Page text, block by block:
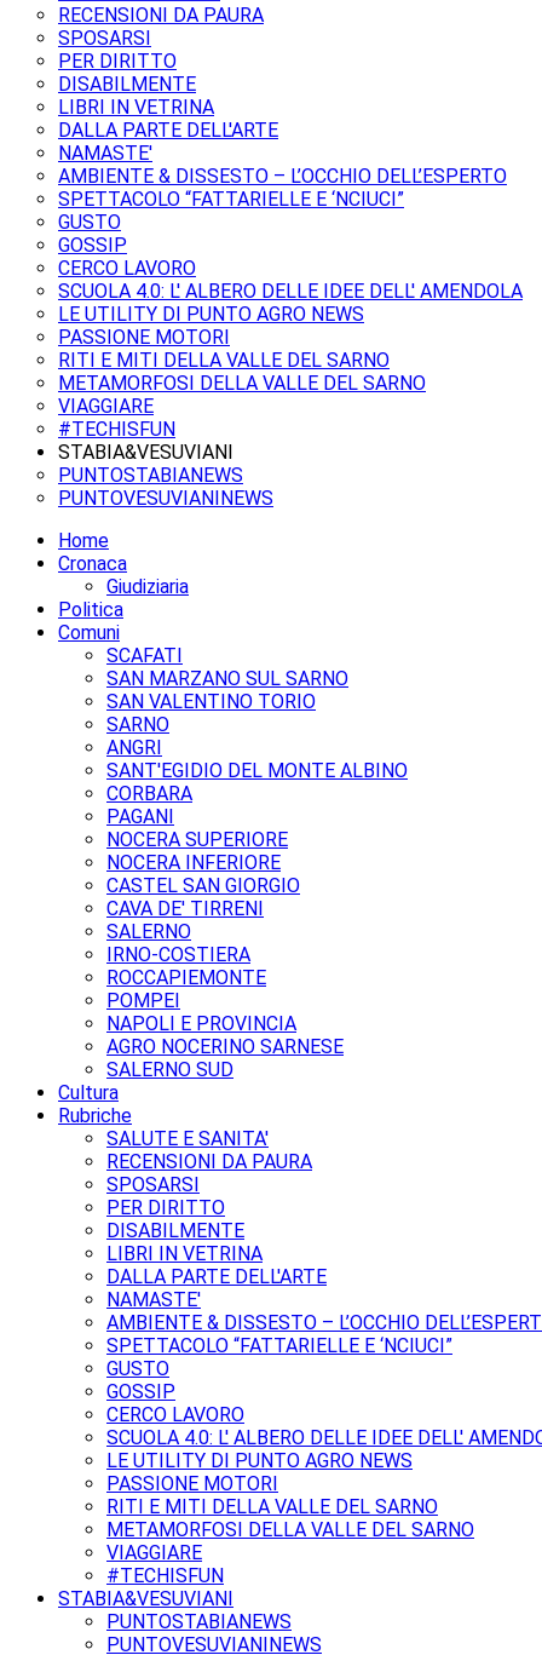
RECENSIONI DA PAURA
SPOSARSI
PER DIRITTO
DISABILMENTE
LIBRI IN VETRINA
DALLA PARTE DELL'ARTE
NAMASTE'
AMBIENTE & DISSESTO – L’OCCHIO DELL’ESPERTO
SPETTACOLO “FATTARIELLE E ‘NCIUCI”
GUSTO
GOSSIP
CERCO LAVORO
SCUOLA 4.0: L' ALBERO DELLE IDEE DELL' AMENDOLA
LE UTILITY DI PUNTO AGRO NEWS
PASSIONE MOTORI
RITI E MITI DELLA VALLE DEL SARNO
METAMORFOSI DELLA VALLE DEL SARNO
VIAGGIARE
#TECHISFUN
STABIA&VESUVIANI
PUNTOSTABIANEWS
PUNTOVESUVIANINEWS
Home
Cronaca
Giudiziaria
Politica
Comuni
SCAFATI
SAN MARZANO SUL SARNO
SAN VALENTINO TORIO
SARNO
ANGRI
SANT'EGIDIO DEL MONTE ALBINO
CORBARA
PAGANI
NOCERA SUPERIORE
NOCERA INFERIORE
CASTEL SAN GIORGIO
CAVA DE' TIRRENI
SALERNO
IRNO-COSTIERA
ROCCAPIEMONTE
POMPEI
NAPOLI E PROVINCIA
AGRO NOCERINO SARNESE
SALERNO SUD
Cultura
Rubriche
SALUTE E SANITA'
RECENSIONI DA PAURA
SPOSARSI
PER DIRITTO
DISABILMENTE
LIBRI IN VETRINA
DALLA PARTE DELL'ARTE
NAMASTE'
AMBIENTE & DISSESTO – L’OCCHIO
SPETTACOLO “FATTARIELLE E ‘NCIUCI”
GUSTO
GOSSIP
CERCO LAVORO
SCUOLA 4.0: L' ALBERO DELLE IDEE DELL'
LE UTILITY DI PUNTO AGRO NEWS
PASSIONE MOTORI
RITI E MITI DELLA VALLE DEL SARNO
METAMORFOSI DELLA VALLE DEL SARNO
VIAGGIARE
#TECHISFUN
STABIA&VESUVIANI
PUNTOSTABIANEWS
PUNTOVESUVIANINEWS